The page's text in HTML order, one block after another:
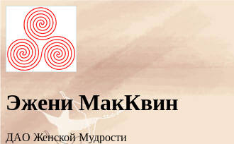
Эжени МакКвин
ДAO Женской Мудрости